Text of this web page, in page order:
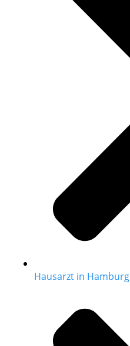
Hausarzt in Hamburg